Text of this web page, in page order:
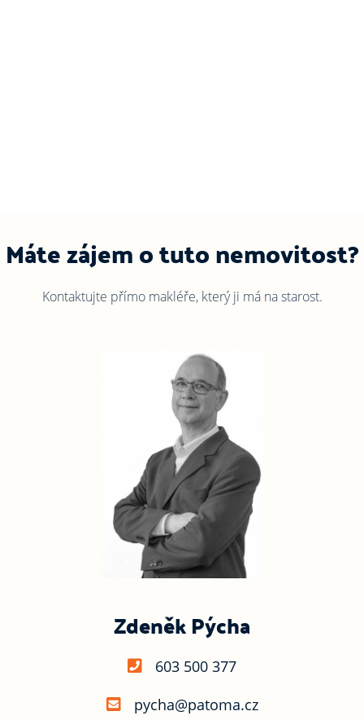
Máte zájem o tuto nemovitost?
Kontaktujte přímo makléře, který ji má na starost.
Zdeněk Pýcha
603 500 377
pycha@patoma.cz